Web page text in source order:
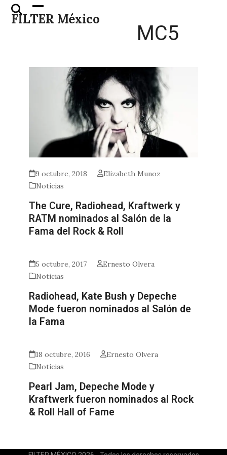
Skip
FILTER México
Open
mobile
Close
mobile
MC5
9 octubre, 2018
Elizabeth Munoz
Noticias
The Cure, Radiohead, Kraftwerk y
RATM nominados al Salón de la
Fama del Rock & Roll
5 octubre, 2017
Ernesto Olvera
Noticias
Radiohead, Kate Bush y Depeche
Mode fueron nominados al Salón de
la Fama
18 octubre, 2016
Ernesto Olvera
Noticias
Pearl Jam, Depeche Mode y
Kraftwerk fueron nominados al Rock
& Roll Hall of Fame